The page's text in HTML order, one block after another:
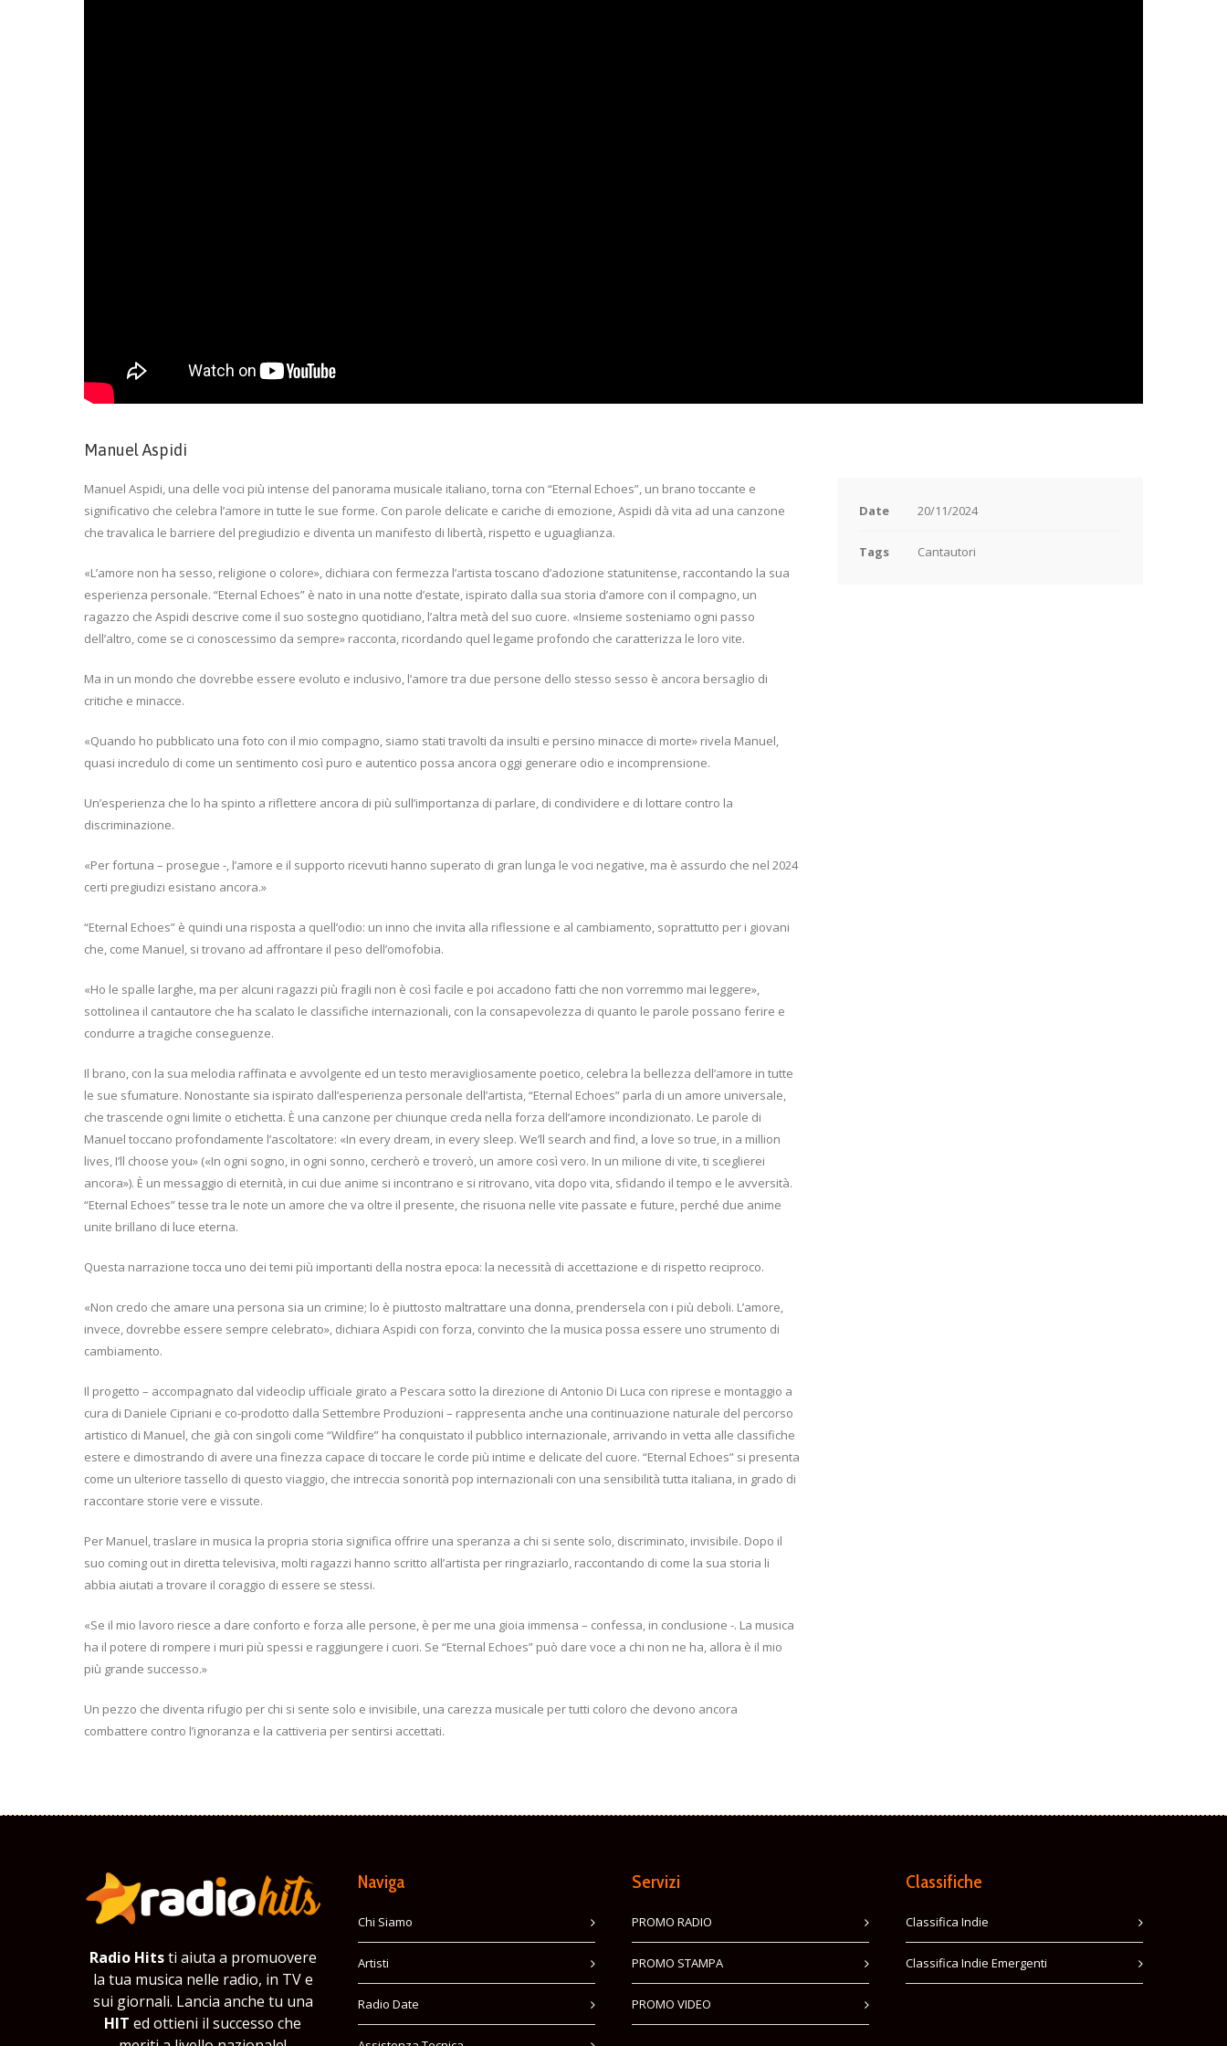
Manuel Aspidi
Manuel Aspidi, una delle voci più intense del panorama musicale italiano, torna con “Eternal Echoes”, un brano toccante e
significativo che celebra l’amore in tutte le sue forme. Con parole delicate e cariche di emozione, Aspidi dà vita ad una canzone
che travalica le barriere del pregiudizio e diventa un manifesto di libertà, rispetto e uguaglianza.
«L’amore non ha sesso, religione o colore», dichiara con fermezza l’artista toscano d’adozione statunitense, raccontando la sua
esperienza personale. “Eternal Echoes” è nato in una notte d’estate, ispirato dalla sua storia d’amore con il compagno, un
ragazzo che Aspidi descrive come il suo sostegno quotidiano, l’altra metà del suo cuore. «Insieme sosteniamo ogni passo
dell’altro, come se ci conoscessimo da sempre» racconta, ricordando quel legame profondo che caratterizza le loro vite.
Ma in un mondo che dovrebbe essere evoluto e inclusivo, l’amore tra due persone dello stesso sesso è ancora bersaglio di
critiche e minacce.
«Quando ho pubblicato una foto con il mio compagno, siamo stati travolti da insulti e persino minacce di morte» rivela Manuel,
quasi incredulo di come un sentimento così puro e autentico possa ancora oggi generare odio e incomprensione.
Un’esperienza che lo ha spinto a riflettere ancora di più sull’importanza di parlare, di condividere e di lottare contro la
discriminazione.
«Per fortuna – prosegue -, l’amore e il supporto ricevuti hanno superato di gran lunga le voci negative, ma è assurdo che nel 2024
certi pregiudizi esistano ancora.»
“Eternal Echoes” è quindi una risposta a quell’odio: un inno che invita alla riflessione e al cambiamento, soprattutto per i giovani
che, come Manuel, si trovano ad affrontare il peso dell’omofobia.
«Ho le spalle larghe, ma per alcuni ragazzi più fragili non è così facile e poi accadono fatti che non vorremmo mai leggere»,
sottolinea il cantautore che ha scalato le classifiche internazionali, con la consapevolezza di quanto le parole possano ferire e
condurre a tragiche conseguenze.
Il brano, con la sua melodia raffinata e avvolgente ed un testo meravigliosamente poetico, celebra la bellezza dell’amore in tutte
le sue sfumature. Nonostante sia ispirato dall’esperienza personale dell’artista, “Eternal Echoes” parla di un amore universale,
che trascende ogni limite o etichetta. È una canzone per chiunque creda nella forza dell’amore incondizionato. Le parole di
Manuel toccano profondamente l’ascoltatore: «In every dream, in every sleep. We’ll search and find, a love so true, in a million
lives, I’ll choose you» («In ogni sogno, in ogni sonno, cercherò e troverò, un amore così vero. In un milione di vite, ti sceglierei
ancora»). È un messaggio di eternità, in cui due anime si incontrano e si ritrovano, vita dopo vita, sfidando il tempo e le avversità.
“Eternal Echoes” tesse tra le note un amore che va oltre il presente, che risuona nelle vite passate e future, perché due anime
unite brillano di luce eterna.
Questa narrazione tocca uno dei temi più importanti della nostra epoca: la necessità di accettazione e di rispetto reciproco.
«Non credo che amare una persona sia un crimine; lo è piuttosto maltrattare una donna, prendersela con i più deboli. L’amore,
invece, dovrebbe essere sempre celebrato», dichiara Aspidi con forza, convinto che la musica possa essere uno strumento di
cambiamento.
Il progetto – accompagnato dal videoclip ufficiale girato a Pescara sotto la direzione di Antonio Di Luca con riprese e montaggio a
cura di Daniele Cipriani e co-prodotto dalla Settembre Produzioni – rappresenta anche una continuazione naturale del percorso
artistico di Manuel, che già con singoli come “Wildfire” ha conquistato il pubblico internazionale, arrivando in vetta alle classifiche
estere e dimostrando di avere una finezza capace di toccare le corde più intime e delicate del cuore. “Eternal Echoes” si presenta
come un ulteriore tassello di questo viaggio, che intreccia sonorità pop internazionali con una sensibilità tutta italiana, in grado di
raccontare storie vere e vissute.
Per Manuel, traslare in musica la propria storia significa offrire una speranza a chi si sente solo, discriminato, invisibile. Dopo il
suo coming out in diretta televisiva, molti ragazzi hanno scritto all’artista per ringraziarlo, raccontando di come la sua storia li
abbia aiutati a trovare il coraggio di essere se stessi.
«Se il mio lavoro riesce a dare conforto e forza alle persone, è per me una gioia immensa – confessa, in conclusione -. La musica
ha il potere di rompere i muri più spessi e raggiungere i cuori. Se “Eternal Echoes” può dare voce a chi non ne ha, allora è il mio
più grande successo.»
Un pezzo che diventa rifugio per chi si sente solo e invisibile, una carezza musicale per tutti coloro che devono ancora
combattere contro l’ignoranza e la cattiveria per sentirsi accettati.
Date 20/11/2024
Tags Cantautori
Radio Hitsti aiuta a promuovere
la tua musica nelle radio, in TV e
sui giornali. Lancia anche tu una
HIT ed ottieni il successo che
Naviga
Chi Siamo
Artisti
Radio Date
Servizi
PROMO RADIO
PROMO STAMPA
PROMO VIDEO
Classifiche
Classifica Indie
Classifica Indie Emergenti